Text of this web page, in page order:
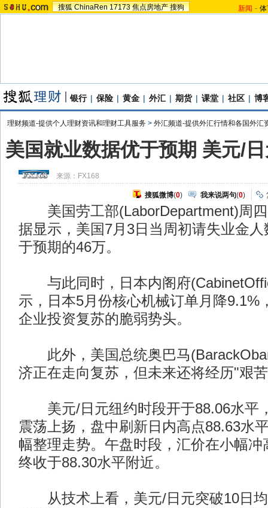
搜狐 ChinaRen 17173 焦点房地产 搜狗 新闻 -
银行 | 保险 | 黄金 | 外汇 | 期货 | 课堂 | 社区 | 博
理财频道-提供个人理财资讯和理财工具服务 > 外汇频道-提供外汇行情和各国外汇
美国就业数据优于预期 美元/
来源： FX168
搜狐微博(0) 我来说两句(0)
美国劳工部(LaborDepartment)周四
据显示，美国7月3日当周初请失业金
于预期的46万。
与此同时，日本内阁府
示，日本5月份核心机械订单月降9.1%
企业投资复苏的脆弱势头。
此外，美国总统奥巴马
济正在走向复苏，但未来还将经历"艰
美元/日元纽约时段开于88.06水平
震荡上扬，盘中刷新日内高点88.63水
幅整理走势。午盘时段，汇价在小幅冲
终收于88.30水平附近。
从技术上看，美元/日元突破10日均